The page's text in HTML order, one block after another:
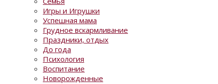
Игры и Игрушки
Успешная мама
Грудное вскармливание
Праздники, отдых
До года
Психология
Воспитание
Новорожденные